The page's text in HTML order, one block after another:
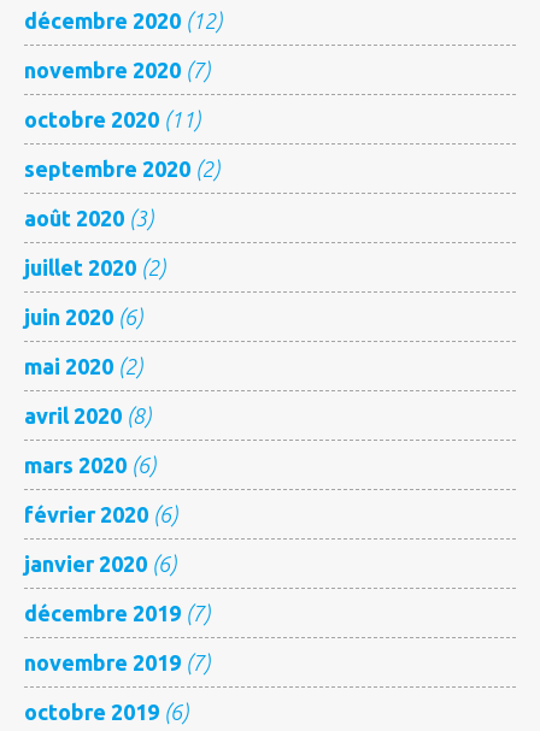
décembre 2020 (12)
novembre 2020 (7)
octobre 2020 (11)
septembre 2020 (2)
août 2020 (3)
juillet 2020 (2)
juin 2020 (6)
mai 2020 (2)
avril 2020 (8)
mars 2020 (6)
février 2020 (6)
janvier 2020 (6)
décembre 2019 (7)
novembre 2019 (7)
octobre 2019 (6)